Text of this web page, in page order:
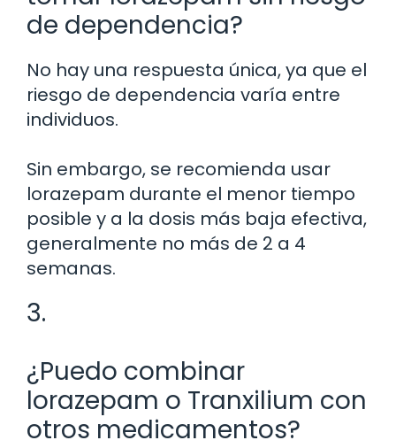
de dependencia?
No hay una respuesta única, ya que el
riesgo de dependencia varía entre
individuos.
Sin embargo, se recomienda usar
lorazepam durante el menor tiempo
posible y a la dosis más baja efectiva,
generalmente no más de 2 a 4
semanas.
3.
¿Puedo combinar
lorazepam o Tranxilium con
otros medicamentos?